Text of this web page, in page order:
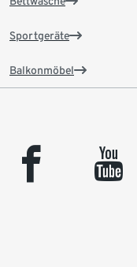
Sportgeräte
Balkonmöbel
facebook youtube